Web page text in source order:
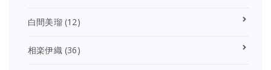
白間美瑠(12)
相楽伊織(36)